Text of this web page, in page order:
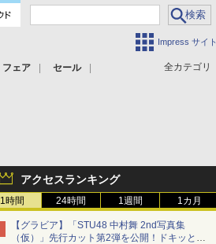
Impress サイト
全カテゴリ
フェア セール
アクセスランキング
1時間 24時間 1週間 1カ月
【グラビア】「STU48 中村舞 2nd写真集
（仮）」先行カット第2弾を公開！ドキッとす